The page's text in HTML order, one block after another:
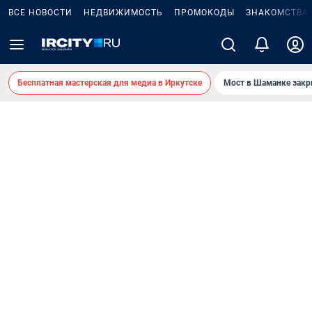
ВСЕ НОВОСТИ НЕДВИЖИМОСТЬ ПРОМОКОДЫ ЗНАКОМСТВА
Бесплатная мастерская для медиа в Иркутске Мост в Шаманке